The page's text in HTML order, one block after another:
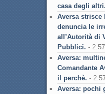
casa degli altri.
Aversa
denuncia le
all’Autorità di
Pubblici. -
Aversa:
Comandante
il perchè. -
Aversa: pochi